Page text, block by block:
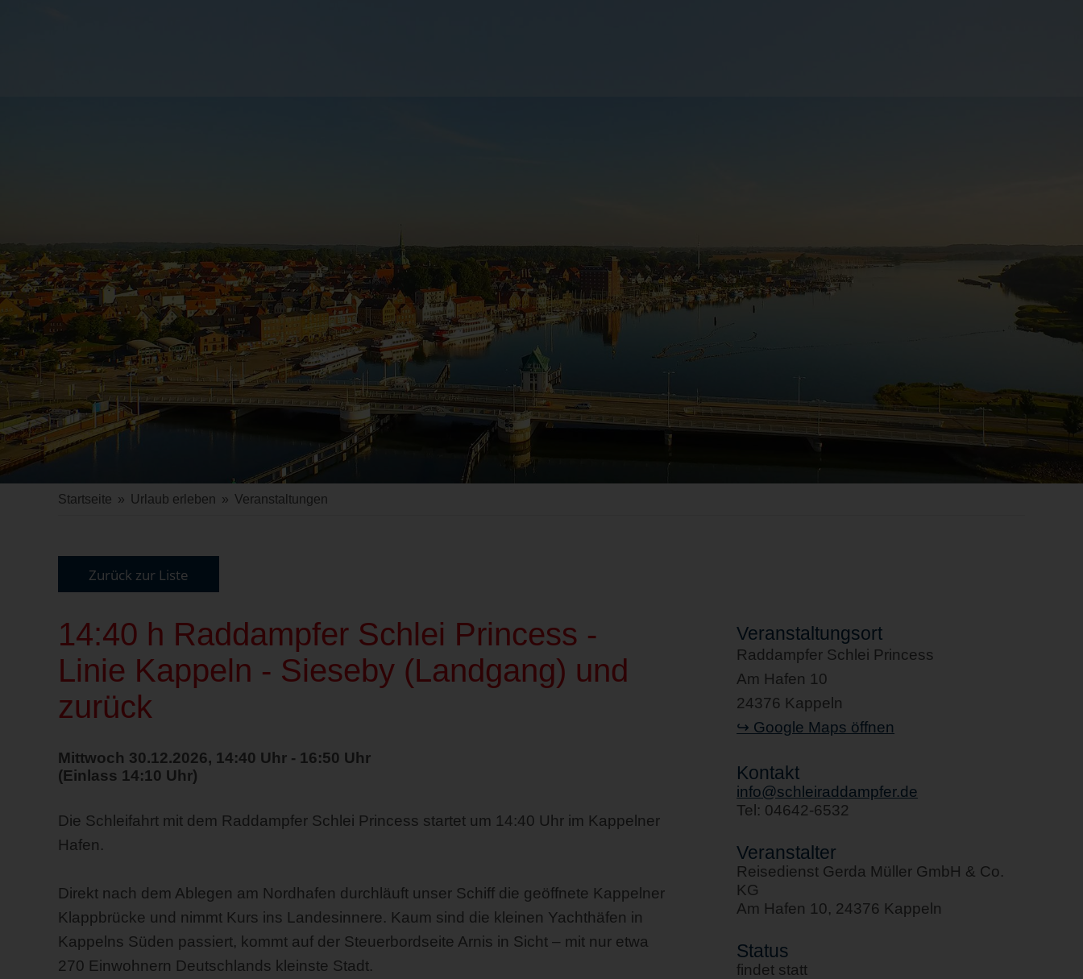
Startseite » Urlaub erleben » Veranstaltungen
Zurück zur Liste
14:40 h Raddampfer Schlei Princess -
Linie Kappeln - Sieseby (Landgang) und
zurück
Mittwoch 30.12.2026, 14:40 Uhr - 16:50 Uhr
(Einlass 14:10 Uhr)
Die Schleifahrt mit dem Raddampfer Schlei Princess startet um 14:40 Uhr im Kappelner
Hafen.
Direkt nach dem Ablegen am Nordhafen durchläuft unser Schiff die geöffnete Kappelner
Klappbrücke und nimmt Kurs ins Landesinnere. Kaum sind die kleinen Yachthäfen in
Kappelns Süden passiert, kommt auf der Steuerbordseite Arnis in Sicht – mit nur etwa
270 Einwohnern Deutschlands kleinste Stadt.
Veranstaltungsort
Raddampfer Schlei Princess
Am Hafen 10
24376 Kappeln
↪ Google Maps öffnen
Kontakt
info@schleiraddampfer.de
Tel: 04642-6532
Veranstalter
Reisedienst Gerda Müller GmbH & Co.
KG
Am Hafen 10, 24376 Kappeln
Status
findet statt